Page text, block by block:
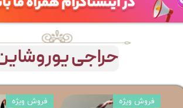
​حراجی
فروش ویژه فروش ویژه